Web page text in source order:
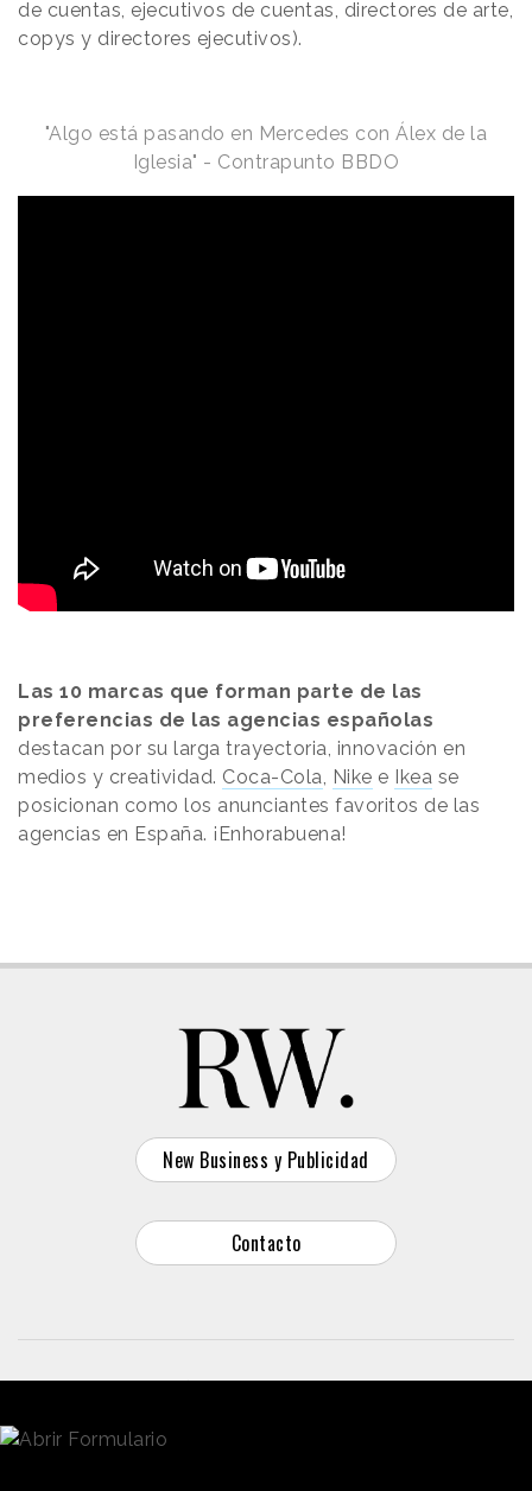
de cuentas, ejecutivos de cuentas, directores de arte,
copys y directores ejecutivos).
"Algo está pasando en Mercedes con Álex de la
Iglesia" - Contrapunto BBDO
Las 10 marcas que forman parte de las
preferencias de las agencias españolas
destacan por su larga trayectoria, innovación en
medios y creatividad. Coca-Cola Nike e Ikea se
posicionan como los anunciantes favoritos de las
agencias en España. ¡Enhorabuena!
New Business y Publicidad
Contacto
© 2026 Reason Why
Dirección: